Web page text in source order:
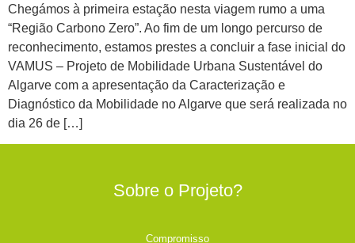
Chegámos à primeira estação nesta viagem rumo a uma
“Região Carbono Zero”. Ao fim de um longo percurso de
reconhecimento, estamos prestes a concluir a fase inicial do
VAMUS – Projeto de Mobilidade Urbana Sustentável do
Algarve com a apresentação da Caracterização e
Diagnóstico da Mobilidade no Algarve que será realizada no
dia 26 de […]
Sobre o Projeto?
Compromisso